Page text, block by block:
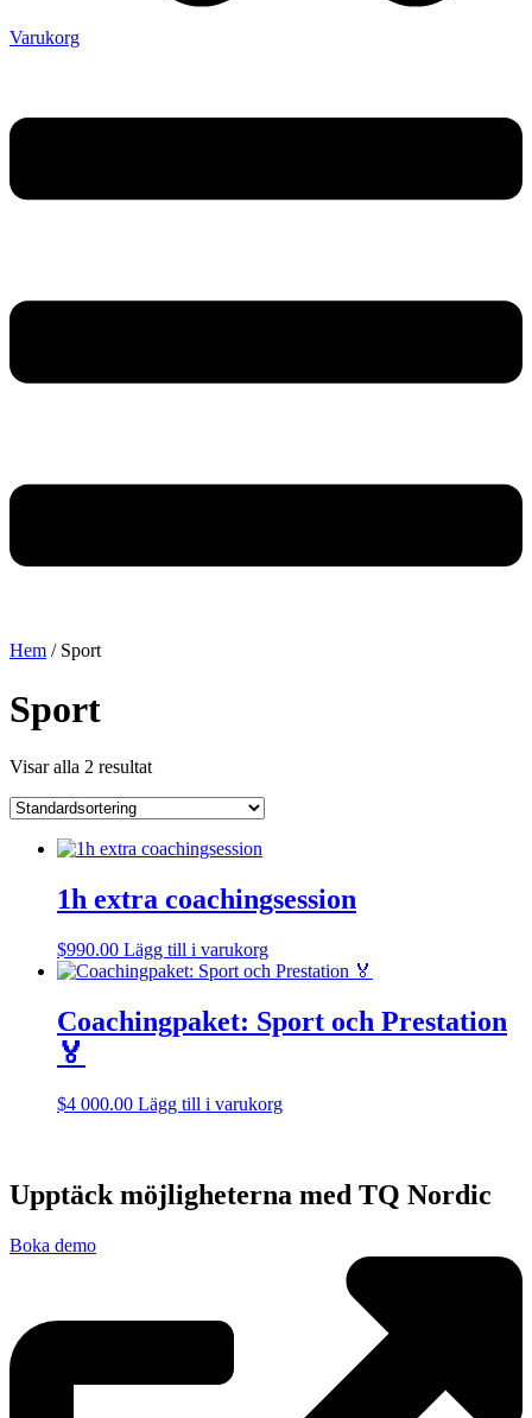
Varukorg
Hem / Sport
Sport
Visar alla 2 resultat
1h extra coachingsession
$990.00 Lägg till i varukorg
Coachingpaket: Sport och Prestation
🏅
$4 000.00 Lägg till i varukorg
Upptäck möjligheterna med TQ Nordic
Boka demo